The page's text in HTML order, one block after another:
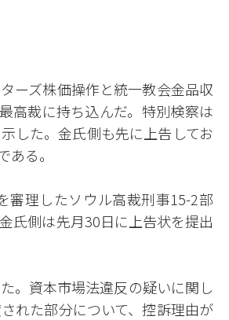
ーズ株価操作と統一教会金品収
高裁に持ち込んだ。特別検察は
した。金氏側も先に上告してお
る。
審理したソウル高裁刑事15-2部
氏側は先月30日に上告状を提出
。資本市場法違反の疑いに関し
れた部分について、控訴理由が